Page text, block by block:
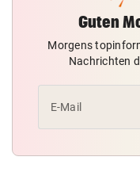
Guten
Morgens
Nachrichten
E-Mail